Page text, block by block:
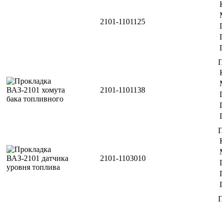
2101-1101125
2101-1101138
2101-1103010